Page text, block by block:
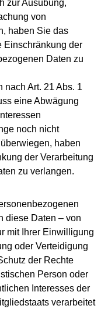
zur Ausübung,
von
haben Sie das
Einschränkung der
Daten zu
nach Art. 21 Abs. 1
eine Abwägung
noch nicht
haben
der Verarbeitung
zu verlangen.
diese Daten – von
mit Ihrer Einwilligung
oder Verteidigung
der Rechte
Person oder
Interesses der
verarbeitet